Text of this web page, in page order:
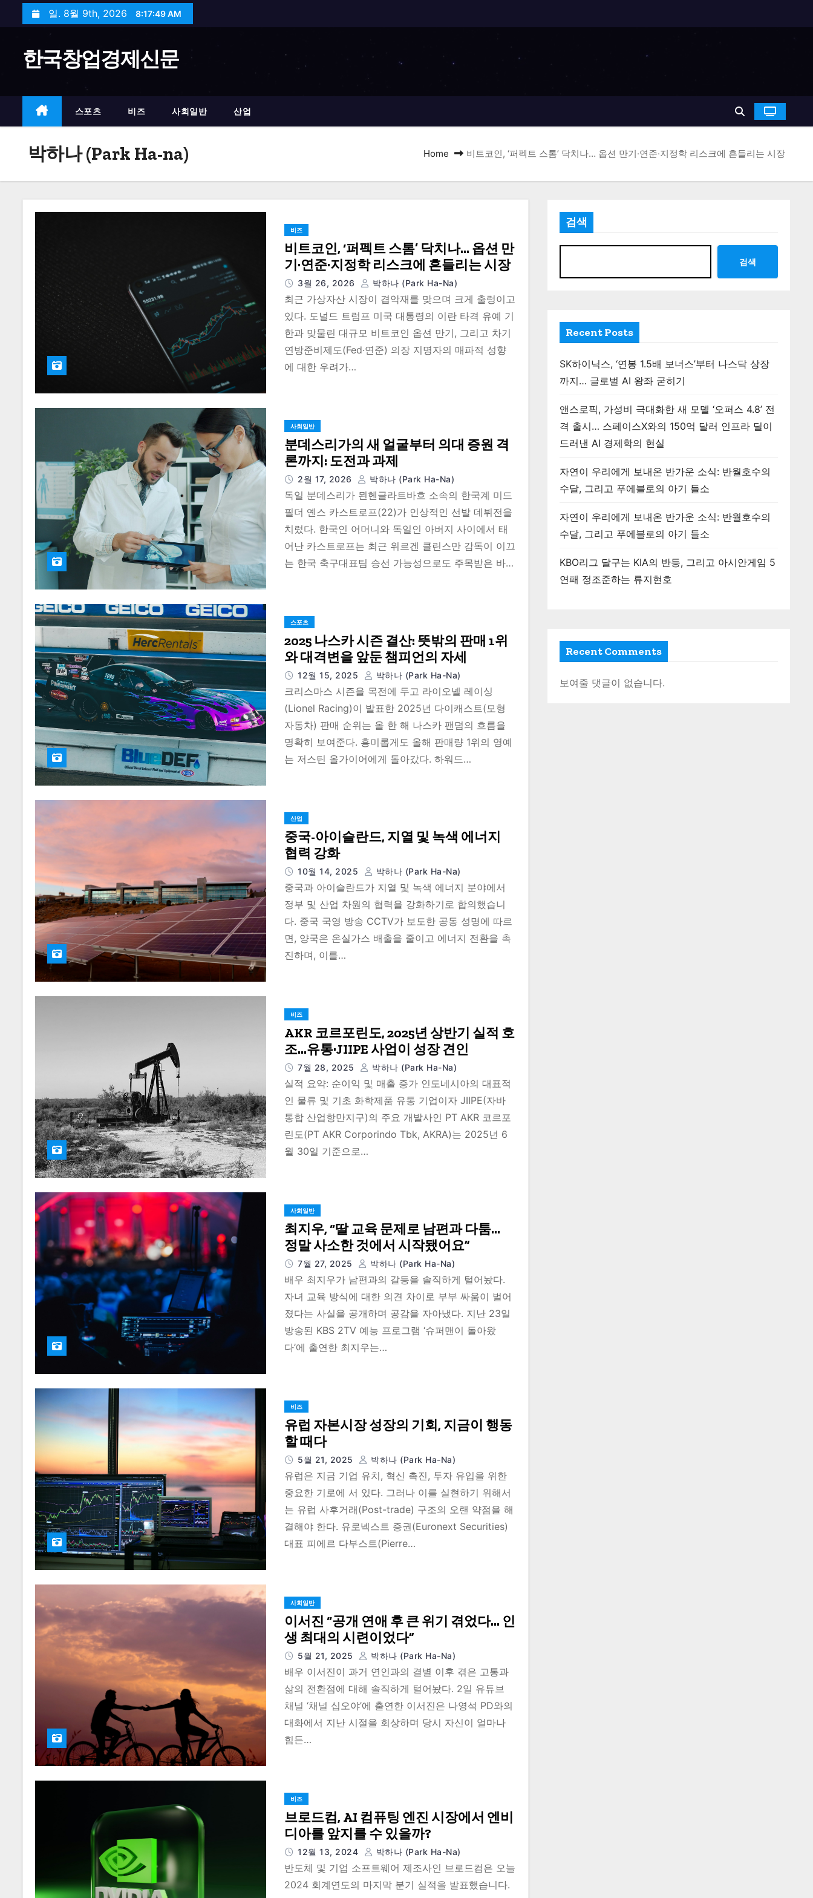
o
일. 8월 9th, 2026 8:17:50 AM
한국창업경제신문
스포츠 비즈 사회일반 산업
박하나 (Park Ha-na) Home 비트코인, ‘퍼펙트 스톰’ 닥치나… 옵션 만기·연준·지정학 리스크에 흔들리는 시장
비즈
비트코인, ‘퍼펙트 스톰’ 닥치나… 옵션 만
기·연준·지정학 리스크에 흔들리는 시장
3월 26, 2026 박하나 (Park Ha-Na)
최근 가상자산 시장이 겹악재를 맞으며 크게 출렁이고
있다. 도널드 트럼프 미국 대통령의 이란 타격 유예 기
한과 맞물린 대규모 비트코인 옵션 만기, 그리고 차기
연방준비제도(Fed·연준) 의장 지명자의 매파적 성향
에 대한 우려가…
사회일반
분데스리가의 새 얼굴부터 의대 증원 격
론까지: 도전과 과제
2월 17, 2026 박하나 (Park Ha-Na)
독일 분데스리가 묀헨글라트바흐 소속의 한국계 미드
필더 옌스 카스트로프(22)가 인상적인 선발 데뷔전을
치렀다. 한국인 어머니와 독일인 아버지 사이에서 태
어난 카스트로프는 최근 위르겐 클린스만 감독이 이끄
는 한국 축구대표팀 승선 가능성으로도 주목받은 바…
스포츠
2025 나스카 시즌 결산: 뜻밖의 판매 1위
와 대격변을 앞둔 챔피언의 자세
12월 15, 2025 박하나 (Park Ha-Na)
크리스마스 시즌을 목전에 두고 라이오넬 레이싱
(Lionel Racing)이 발표한 2025년 다이캐스트(모형
자동차) 판매 순위는 올 한 해 나스카 팬덤의 흐름을
명확히 보여준다. 흥미롭게도 올해 판매량 1위의 영예
는 저스틴 올가이어에게 돌아갔다. 하워드…
산업
중국-아이슬란드, 지열 및 녹색 에너지
협력 강화
10월 14, 2025 박하나 (Park Ha-Na)
중국과 아이슬란드가 지열 및 녹색 에너지 분야에서
정부 및 산업 차원의 협력을 강화하기로 합의했습니
다. 중국 국영 방송 CCTV가 보도한 공동 성명에 따르
면, 양국은 온실가스 배출을 줄이고 에너지 전환을 촉
진하며, 이를…
비즈
AKR 코르포린도, 2025년 상반기 실적 호
조…유통·JIIPE 사업이 성장 견인
7월 28, 2025 박하나 (Park Ha-Na)
실적 요약: 순이익 및 매출 증가 인도네시아의 대표적
인 물류 및 기초 화학제품 유통 기업이자 JIIPE(자바
통합 산업항만지구)의 주요 개발사인 PT AKR 코르포
린도(PT AKR Corporindo Tbk, AKRA)는 2025년 6
월 30일 기준으로…
사회일반
최지우, “딸 교육 문제로 남편과 다툼…
정말 사소한 것에서 시작됐어요”
7월 27, 2025 박하나 (Park Ha-Na)
배우 최지우가 남편과의 갈등을 솔직하게 털어놨다.
자녀 교육 방식에 대한 의견 차이로 부부 싸움이 벌어
졌다는 사실을 공개하며 공감을 자아냈다. 지난 23일
방송된 KBS 2TV 예능 프로그램 ‘슈퍼맨이 돌아왔
다’에 출연한 최지우는…
비즈
유럽 자본시장 성장의 기회, 지금이 행동
할 때다
5월 21, 2025 박하나 (Park Ha-Na)
유럽은 지금 기업 유치, 혁신 촉진, 투자 유입을 위한
중요한 기로에 서 있다. 그러나 이를 실현하기 위해서
는 유럽 사후거래(Post-trade) 구조의 오랜 약점을 해
결해야 한다. 유로넥스트 증권(Euronext Securities)
대표 피에르 다부스트(Pierre…
사회일반
이서진 “공개 연애 후 큰 위기 겪었다… 인
생 최대의 시련이었다”
5월 21, 2025 박하나 (Park Ha-Na)
배우 이서진이 과거 연인과의 결별 이후 겪은 고통과
삶의 전환점에 대해 솔직하게 털어놨다. 2일 유튜브
채널 ‘채널 십오야’에 출연한 이서진은 나영석 PD와의
대화에서 지난 시절을 회상하며 당시 자신이 얼마나
힘든…
비즈
브로드컴, AI 컴퓨팅 엔진 시장에서 엔비
디아를 앞지를 수 있을까?
12월 13, 2024 박하나 (Park Ha-Na)
반도체 및 기업 소프트웨어 제조사인 브로드컴은 오늘
2024 회계연도의 마지막 분기 실적을 발표했습니다.
검색
검색
Recent Posts
SK하이닉스, ‘연봉 1.5배 보너스’부터 나스닥 상장
까지… 글로벌 AI 왕좌 굳히기
앤스로픽, 가성비 극대화한 새 모델 ‘오퍼스 4.8’ 전
격 출시… 스페이스X와의 150억 달러 인프라 딜이
드러낸 AI 경제학의 현실
자연이 우리에게 보내온 반가운 소식: 반월호수의
수달, 그리고 푸에블로의 아기 들소
자연이 우리에게 보내온 반가운 소식: 반월호수의
수달, 그리고 푸에블로의 아기 들소
KBO리그 달구는 KIA의 반등, 그리고 아시안게임 5
연패 정조준하는 류지현호
Recent Comments
보여줄 댓글이 없습니다.